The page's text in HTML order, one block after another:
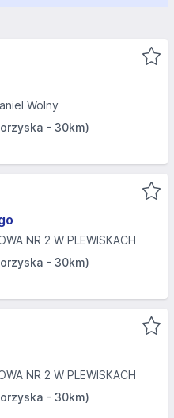
Wolny
- 30km)
NR 2 W PLEWISKACH
- 30km)
NR 2 W PLEWISKACH
- 30km)